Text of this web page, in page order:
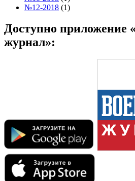
№12-2018 (1)
Доступно приложение
журнал»: